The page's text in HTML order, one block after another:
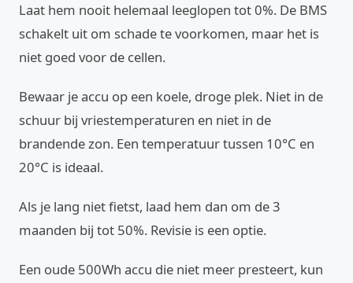
Laat hem nooit helemaal leeglopen tot 0%. De BMS
schakelt uit om schade te voorkomen, maar het is
niet goed voor de cellen.
Bewaar je accu op een koele, droge plek. Niet in de
schuur bij vriestemperaturen en niet in de
brandende zon. Een temperatuur tussen 10°C en
20°C is ideaal.
Als je lang niet fietst, laad hem dan om de 3
maanden bij tot 50%. Revisie is een optie.
Een oude 500Wh accu die niet meer presteert, kun